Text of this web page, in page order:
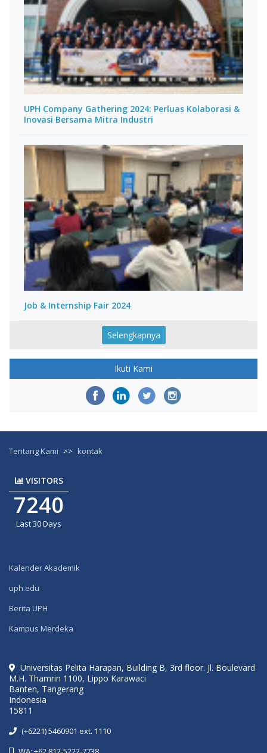
UPH Company Gathering 2024: Perluas Kolaborasi &
Inovasi Bersama Mitra Industri
Job & Internship Fair 2024
Selengkapnya
Ikuti Kami
Tentang Kami >> kontak
VISITORS
7240
Last 30 Days
Kalender Akademik
uph.edu
Berita UPH
Kampus Merdeka
Universitas Pelita Harapan, Building B, 3rd floor. Jl. Boulevard
M.H. Thamrin 1100, Lippo Karawaci
Banten, Tangerang
Indonesia
15811
(+6221) 5460901 ext. 1110